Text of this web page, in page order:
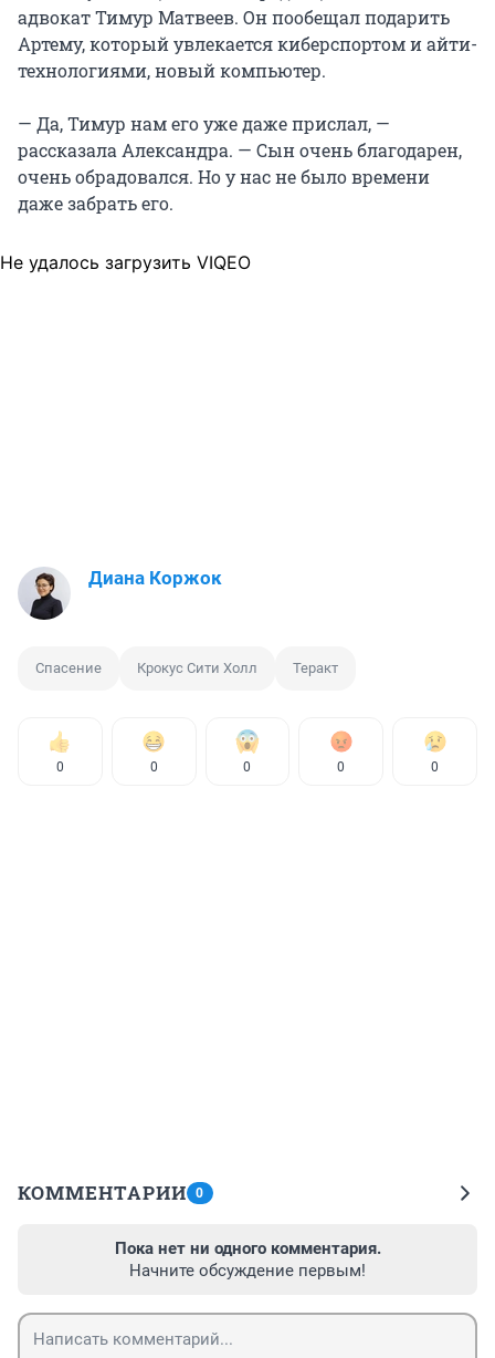
адвокат Тимур Матвеев. Он пообещал подарить
Артему, который увлекается киберспортом и айти-
технологиями, новый компьютер.
— Да, Тимур нам его уже даже прислал, —
рассказала Александра. — Сын очень благодарен,
очень обрадовался. Но у нас не было времени
даже забрать его.
Не удалось загрузить VIQEO
Диана Коржок
Спасение Крокус Сити Холл Теракт
0 0 0 0 0
КОММЕНТАРИИ 0
Пока нет ни одного комментария.
Начните обсуждение первым!